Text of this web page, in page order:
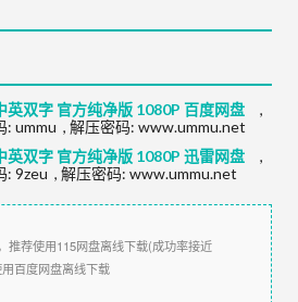
英双字 官方纯净版 1080P 百度网盘
,
: ummu , 解压密码: www.ummu.net
英双字 官方纯净版 1080P 迅雷网盘
,
: 9zeu , 解压密码: www.ummu.net
推荐使用115网盘离线下载(成功率接近
百度网盘离线下载